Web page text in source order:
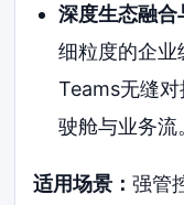
深度生态融合
细粒度的企业
Teams无缝
驶舱与业务流
适用场景：强管